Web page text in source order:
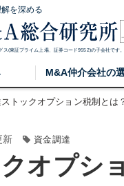
を深める
ス(東証プライム上場、証券コード9552)の子会社です。
M&A仲介会社の
ストックオプション税制とは
新 資金調達
オプシ